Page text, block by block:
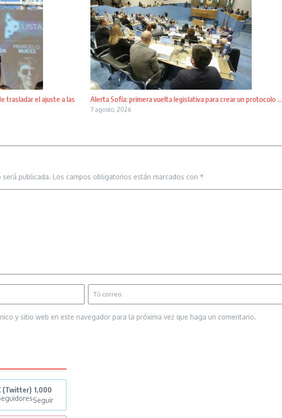
trasladar el ajuste a las
Alerta Sofía: primera vuelta legislativa para crear un protocolo ...
7 agosto, 2026
publicada. Los campos obligatorios están marcados con *
y sitio web en este navegador para la próxima vez que haga un comentario.
(Twitter) 1,000
Seguir